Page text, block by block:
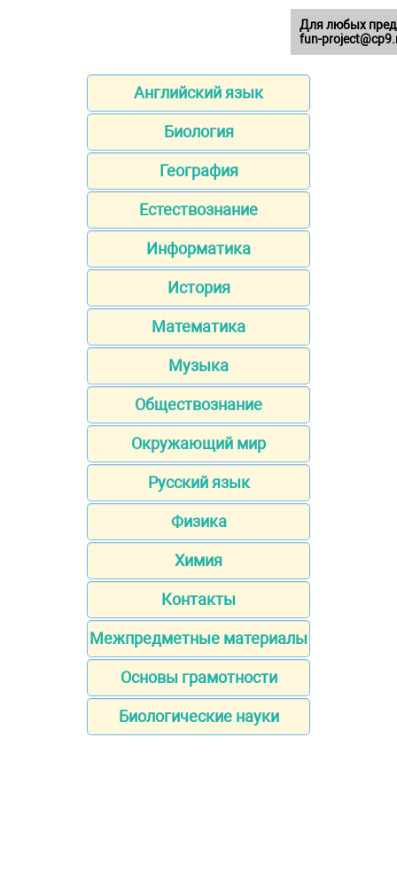
Английский язык
Биология
География
Естествознание
Информатика
История
Математика
Музыка
Обществознание
Окружающий мир
Русский язык
Физика
Химия
Контакты
Межпредметные материалы
Основы грамотности
Биологические науки
Для любых
fun-